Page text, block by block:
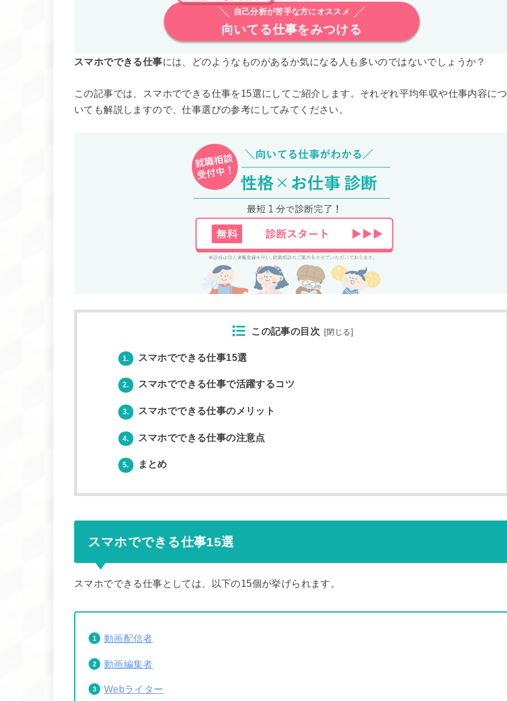
自己分析が苦手な方にオススメ
向いてる仕事をみつける
スマホでできる仕事には、どのようなものがあるか気になる人も多いのではないでしょうか？
この記事では、スマホでできる仕事を15選にしてご紹介します。それぞれ平均年収や仕事内容につ
いても解説しますので、仕事選びの参考にしてみてください。
この記事の目次 閉じる
1. スマホでできる仕事15選
2. スマホでできる仕事で活躍するコツ
3. スマホでできる仕事のメリット
4. スマホでできる仕事の注意点
5. まとめ
スマホでできる仕事15選
スマホでできる仕事としては、以下の15個が挙げられます。
動画配信者
動画編集者
Webライター